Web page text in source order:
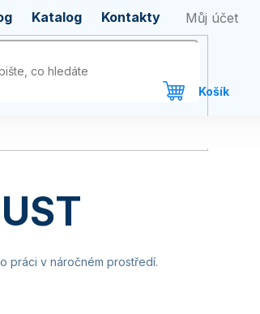
Katalog Kontakty
práci v náročném prostředí.